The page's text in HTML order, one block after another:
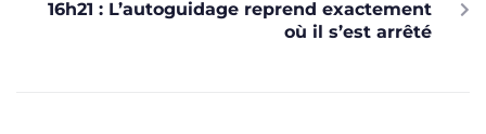
16h21 : L’autoguidage reprend exactement
où il s’est arrêté